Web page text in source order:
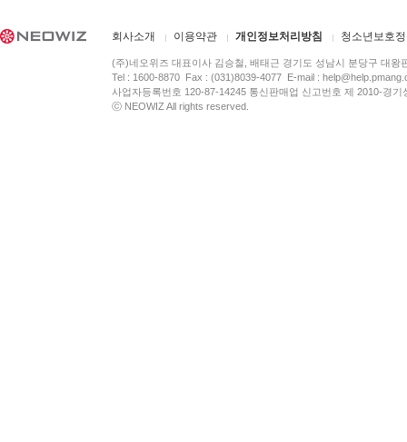
회사소개 이용약관 개인정보처리방침 청소년보호
(주)네오위즈 대표이사 김승철, 배태근 경기도 성남시 분당구 대왕
Tel : 1600-8870 Fax : (031)8039-4077 E-mail :
사업자등록번호 120-87-14245 통신판매업 신고번호 제 2010-경
ⓒ NEOWIZ All rights reserved.